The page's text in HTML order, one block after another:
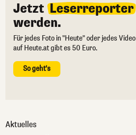
Jetzt Leserreporter
werden.
Für jedes Foto in "Heute" oder jedes Video
auf Heute.at gibt es 50 Euro.
So geht's
Aktuelles